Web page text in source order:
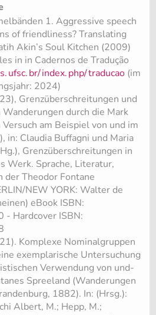
1. Aggressive speech
of friendliness? Translating
Akin’s Soul Kitchen (2009)
in in Cadernos de Tradução
ufsc.br/index.php/traducao (im
2024)
Grenzüberschreitungen und
durch die Mark
am Beispiel von und im
in: Claudia Buffagni und Maria
Grenzüberschreitungen in
Werk. Sprache, Literatur,
der Theodor Fontane
NEW YORK: Walter de
eBook ISBN:
Hardcover ISBN:
Komplexe Nominalgruppen
exemplarische Untersuchung
Verwendung von und-
Spreeland (Wanderungen
1882). In: (Hrsg.):
Albert, M.; Hepp, M.;